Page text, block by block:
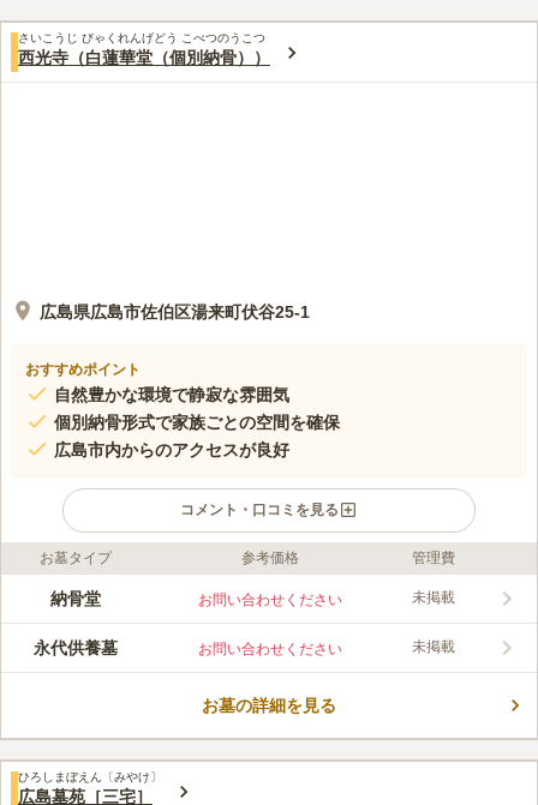
さいこうじ びゃくれんげどう こべつのうこつ
西光寺（白蓮華堂（個別納骨））
広島県広島市佐伯区湯来町伏谷25-1
おすすめポイント
自然豊かな環境で静寂な雰囲気
個別納骨形式で家族ごとの空間を確保
広島市内からのアクセスが良好
コメント・口コミを見る
口コミ評価
この霊園はまだ誰からも評価されていません。
お墓タイプ 参考価格 管理費
納骨堂 お問い合わせください 未掲載
永代供養墓 お問い合わせください 未掲載
お墓の詳細を見る
ひろしまぼえん〔みやけ〕
広島墓苑［三宅］